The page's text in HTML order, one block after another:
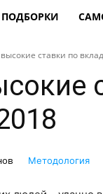
ПОДБОРКИ
ставки по
Методология